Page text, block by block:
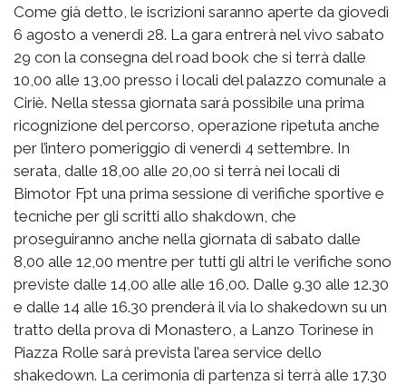
Come già detto, le iscrizioni saranno aperte da giovedì
6 agosto a venerdì 28. La gara entrerà nel vivo sabato
29 con la consegna del road book che si terrà dalle
10,00 alle 13,00 presso i locali del palazzo comunale a
Ciriè. Nella stessa giornata sarà possibile una prima
ricognizione del percorso, operazione ripetuta anche
per l’intero pomeriggio di venerdì 4 settembre. In
serata, dalle 18,00 alle 20,00 si terrà nei locali di
Bimotor Fpt una prima sessione di verifiche sportive e
tecniche per gli scritti allo shakdown, che
proseguiranno anche nella giornata di sabato dalle
8,00 alle 12,00 mentre per tutti gli altri le verifiche sono
previste dalle 14,00 alle alle 16,00. Dalle 9.30 alle 12.30
e dalle 14 alle 16.30 prenderà il via lo shakedown su un
tratto della prova di Monastero, a Lanzo Torinese in
Piazza Rolle sarà prevista l’area service dello
shakedown. La cerimonia di partenza si terrà alle 17.30